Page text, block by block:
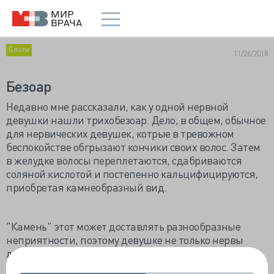
Блоги 11/26/2018
Безоар
Недавно мне рассказали, как у одной нервной
девушки нашли трихобезоар. Дело, в общем, обычное
для нервических девушек, котрые в тревожном
беспокойстве обгрызают кончики своих волос. Затем
в желудке волосы переплетаются, сдабриваются
соляной кислотой и постепенно кальцифицируются,
приобретая камнеобразный вид.
"Камень" этот может доставлять разнообразные
неприятности, поэтому девушке не только нервы
лечить нужно, но и безоар удалять. Если он мелкий и
рыхлый, это можно попробовать сделать